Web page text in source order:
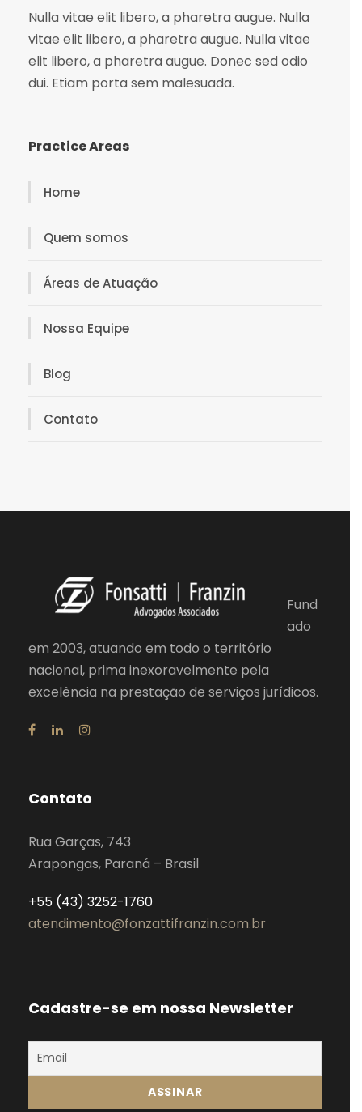
Nulla vitae elit libero, a pharetra augue. Nulla
vitae elit libero, a pharetra augue. Nulla vitae
elit libero, a pharetra augue. Donec sed odio
dui. Etiam porta sem malesuada.
Practice Areas
Home
Quem somos
Áreas de Atuação
Nossa Equipe
Blog
Contato
Fund
ado
em 2003, atuando em todo o território
nacional, prima inexoravelmente pela
excelência na prestação de serviços jurídicos.
Contato
Rua Garças, 743
Arapongas, Paraná – Brasil
+55 (43) 3252-1760
atendimento@fonzattifranzin.com.br
Cadastre-se em nossa Newsletter